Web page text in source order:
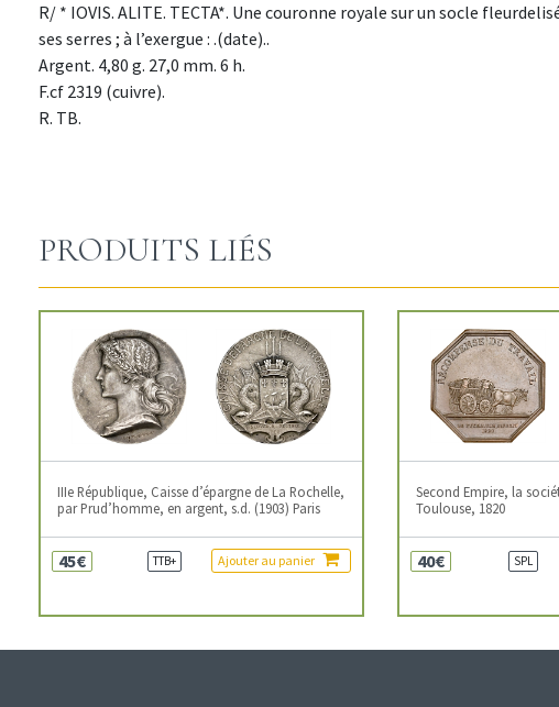
R/ * IOVIS. ALITE. TECTA*. Une couronne royale sur un socle
ses serres ; à l’exergue : .(date)..
Argent. 4,80 g. 27,0 mm. 6 h.
F.cf 2319 (cuivre).
R. TB.
PRODUITS LIÉS
IIIe République, Caisse d’épargne de La Rochelle,
par Prud’homme, en argent, s.d. (1903) Paris
45€ TTB+ Ajouter au panier
Second Empire, la
Toulouse, 1820
40€ SPL